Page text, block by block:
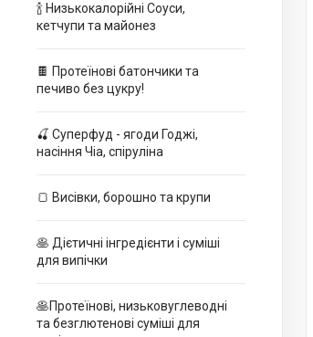
🍾 Низькокалорійні Соуси,
кетчупи та майонез
🍫 Протеїнові батончики та
печиво без цукру!
🍒 Суперфуд - ягоди Годжі,
насіння Чіа, спіруліна
🍞 Висівки, борошно та крупи
🥞 Дієтичні інгредієнти і суміші
для випічки
🥞Протеїнові, низьковуглеводні
та безглютенові суміші для